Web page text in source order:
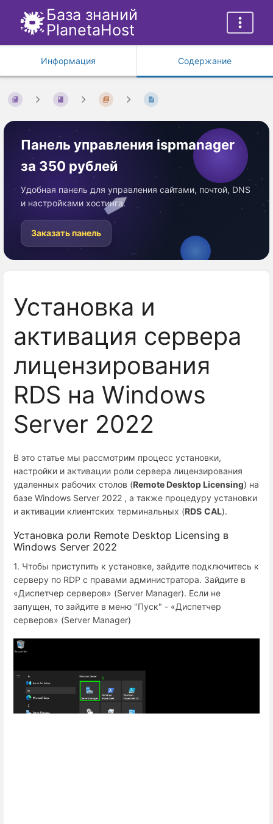
База знаний
PlanetaHost
Информация Содержание
Панель управления ispmanager
за 350 рублей
Удобная панель для управления сайтами, почтой, DNS
и настройками хостинга.
Заказать панель
Установка и
активация сервера
лицензирования
RDS на Windows
Server 2022
В это статье мы рассмотрим процесс установки,
настройки и активации роли сервера лицензирования
удаленных рабочих столов (Remote Desktop Licensing) на
базе Windows Server 2022 , а также процедуру установки
и активации клиентских терминальных (RDS CAL).
Установка роли Remote Desktop Licensing в
Windows Server 2022
1. Чтобы приступить к установке, зайдите подключитесь к
серверу по RDP с правами администратора. Зайдите в
«Диспетчер серверов» (Server Manager). Если не
запущен, то зайдите в меню "Пуск" - «Диспетчер
серверов» (Server Manager)